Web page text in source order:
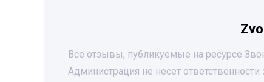
Все отзывы, публикуемые на ресурсе
Администрация не несет